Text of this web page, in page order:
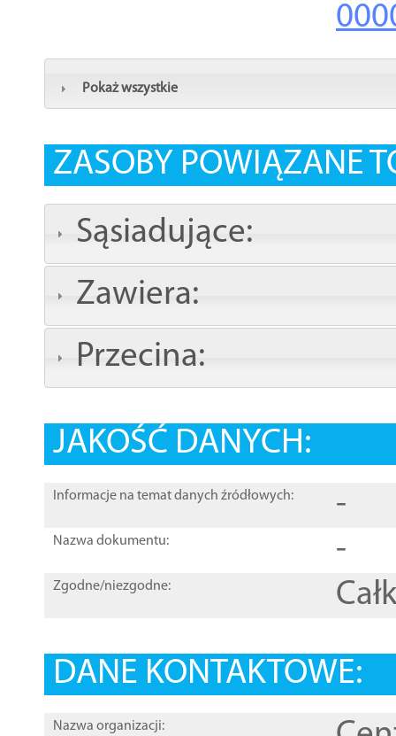
Pokaż wszystkie
ZASOBY POWIĄZANE
Sąsiadujące:
Zawiera:
Przecina:
JAKOŚĆ DANYCH:
Informacje na temat danych źródłowych: -
Nazwa dokumentu: -
Zgodne/niezgodne:
DANE KONTAKTOWE:
Nazwa organizacji: